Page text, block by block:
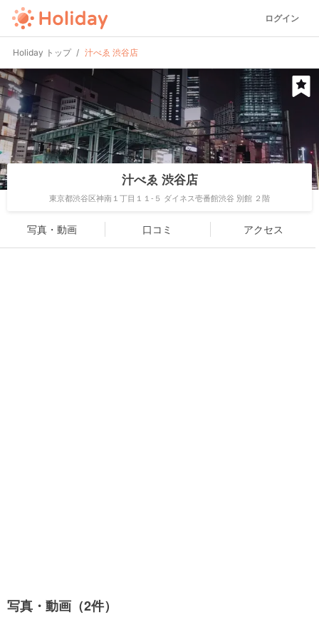
ログイン
Holiday トップ 汁べゑ 渋谷店
汁べゑ 渋谷店
東京都渋谷区神南１丁目１１-５ ダイネス壱番館渋谷 別館 ２階
写真・動画 口コミ アクセス
写真・動画（2件）